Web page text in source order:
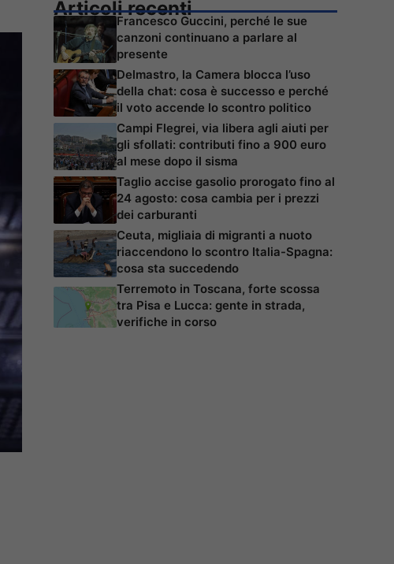
Articoli recenti
Francesco Guccini, perché le sue
canzoni continuano a parlare al
presente
Delmastro, la Camera blocca l’uso
della chat: cosa è successo e perché
il voto accende lo scontro politico
Campi Flegrei, via libera agli aiuti per
gli sfollati: contributi fino a 900 euro
al mese dopo il sisma
Taglio accise gasolio prorogato fino al
24 agosto: cosa cambia per i prezzi
dei carburanti
Ceuta, migliaia di migranti a nuoto
riaccendono lo scontro Italia-Spagna:
cosa sta succedendo
Terremoto in Toscana, forte scossa
tra Pisa e Lucca: gente in strada,
verifiche in corso